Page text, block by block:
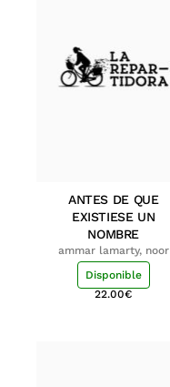
ANTES DE QUE
EXISTIESE UN
NOMBRE
ammar lamarty, noor
Disponible
22.00€